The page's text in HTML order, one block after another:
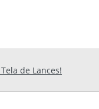
de Lances!